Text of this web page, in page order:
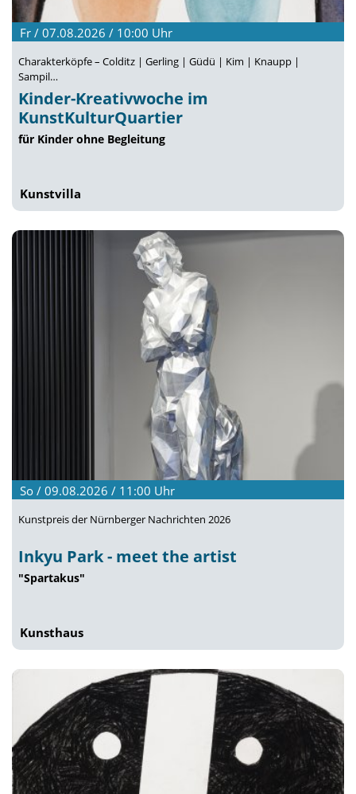
Fr / 07.08.2026 / 10:00 Uhr
Charakterköpfe – Colditz | Gerling | Güdü | Kim | Knaupp |
Sampil…
Kinder-Kreativwoche im
KunstKulturQuartier
für Kinder ohne Begleitung
Kunstvilla
So / 09.08.2026 / 11:00 Uhr
Kunstpreis der Nürnberger Nachrichten 2026
Inkyu Park - meet the artist
"Spartakus"
Kunsthaus